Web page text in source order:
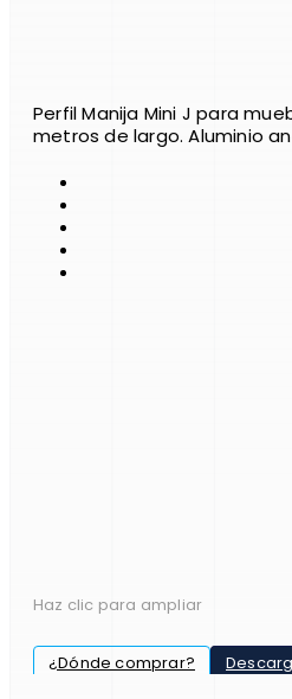
Perfil Manija Mini J para
metros de largo. Aluminio
Haz clic para ampliar
¿Dónde comprar?